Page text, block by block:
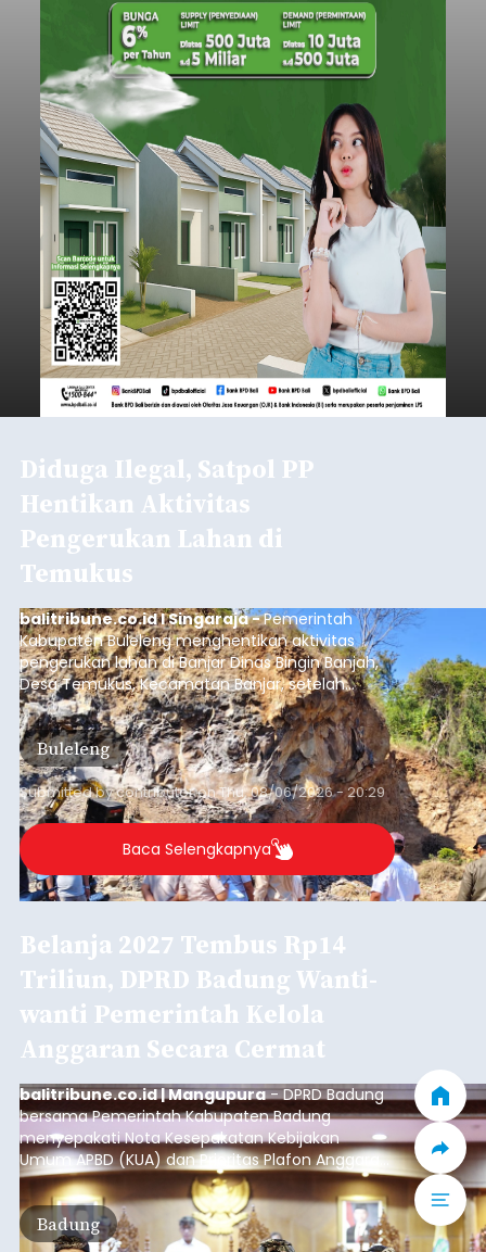
Diduga Ilegal, Satpol PP
Hentikan Aktivitas
Pengerukan Lahan di
Temukus
balitribune.co.id I Singaraja -Pemerintah
Kabupaten Buleleng menghentikan aktivitas
pengerukan lahan di Banjar Dinas Bingin Banjah,
Desa Temukus, Kecamatan Banjar, setelah
ditemukan indikasi kegiatan pengambilan
material yang tidak sesuai dengan peruntukan
kawasan.
Buleleng
Submitted bycontributoronThu, 08/06/2026 - 20:29
Baca Selengkapnya
Belanja 2027 Tembus Rp14
Triliun, DPRD Badung Wanti-
wanti Pemerintah Kelola
Anggaran Secara Cermat
balitribune.co.id | Mangupura- DPRD Badung
bersama Pemerintah Kabupaten Badung
menyepakati Nota Kesepakatan Kebijakan
Umum APBD (KUA) dan Prioritas Plafon Anggaran
Sementara (PPAS) Tahun Anggaran 2027 dalam
rapat paripurna yang digelar di Gedung DPRD
Badung, Kamis (6/8/2026).
Badung